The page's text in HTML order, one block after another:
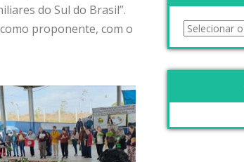
do Sul do Brasil”.
proponente, com o